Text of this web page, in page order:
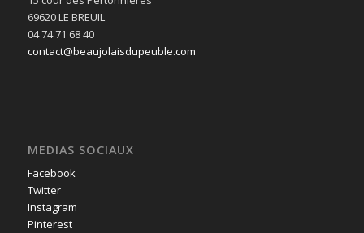
69620 LE BREUIL
04 74 71 68 40
contact@beaujolaisdupeuble.com
MEDIAS SOCIAUX
Facebook
Twitter
Instagram
Pinterest